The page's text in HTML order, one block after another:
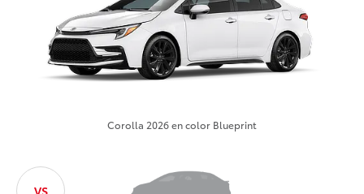
Corolla 2026 en color Blueprint